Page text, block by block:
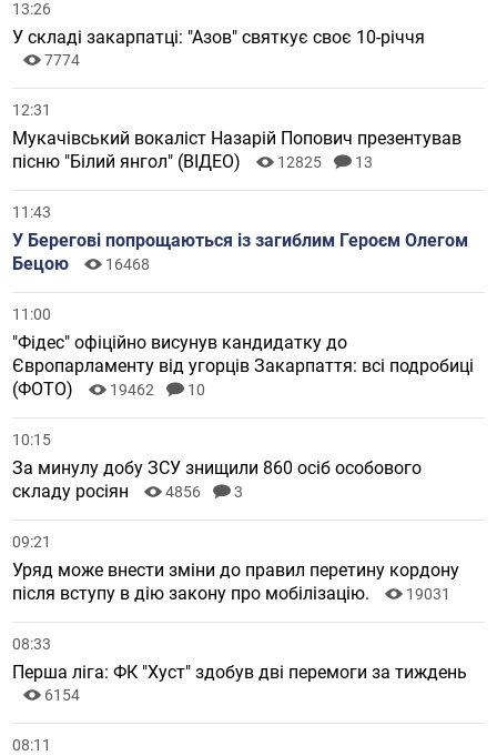
13:26
У складі закарпатці: "Азов" святкує своє 10-річчя
7774
12:31
Мукачівський вокаліст Назарій Попович презентував
пісню "Білий янгол" (ВІДЕО)
12825 13
11:43
У Берегові попрощаються із загиблим Героєм Олегом
Бецою
16468
11:00
"Фідес" офіційно висунув кандидатку до
Європарламенту від угорців Закарпаття: всі подробиці
(ФОТО)
19462 10
10:15
За минулу добу ЗСУ знищили 860 осіб особового
складу росіян
4856 3
09:21
Уряд може внести зміни до правил перетину кордону
після вступу в дію закону про мобілізацію.
19031
08:33
Перша ліга: ФК "Хуст" здобув дві перемоги за тиждень
6154
08:11